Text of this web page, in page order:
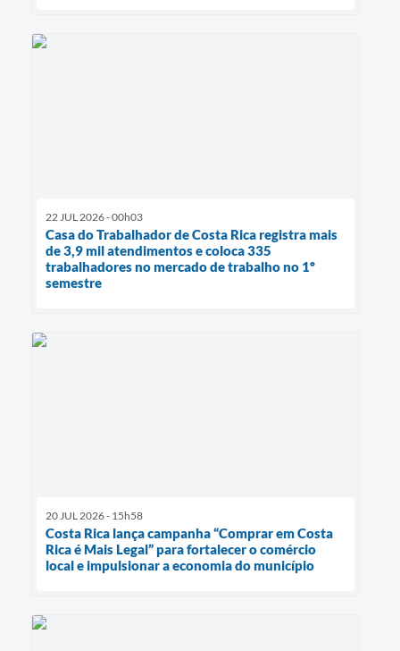
22 JUL 2026 - 00h03
Casa do Trabalhador de Costa Rica registra mais
de 3,9 mil atendimentos e coloca 335
trabalhadores no mercado de trabalho no 1º
semestre
20 JUL 2026 - 15h58
Costa Rica lança campanha “Comprar em Costa
Rica é Mais Legal” para fortalecer o comércio
local e impulsionar a economia do município